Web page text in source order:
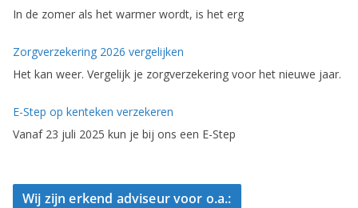
In de zomer als het warmer wordt, is het erg
Zorgverzekering 2026 vergelijken
Het kan weer. Vergelijk je zorgverzekering voor het nieuwe jaar.
E-Step op kenteken verzekeren
Vanaf 23 juli 2025 kun je bij ons een E-Step
Wij zijn erkend adviseur voor o.a.: